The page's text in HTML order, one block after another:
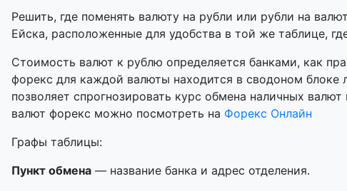
Решить, где поменять валюту на рубли или рубли на
Ейска, расположенные для удобства в той же таблице,
Стоимость валют к рублю определяется банками, как
форекс для каждой валюты находится в сводоном блоке
позволяет спрогнозировать курс обмена наличных
валют форекс можно посмотреть на Форекс Онлайн
Графы таблицы:
Пункт обмена — название банка и адрес отделения.